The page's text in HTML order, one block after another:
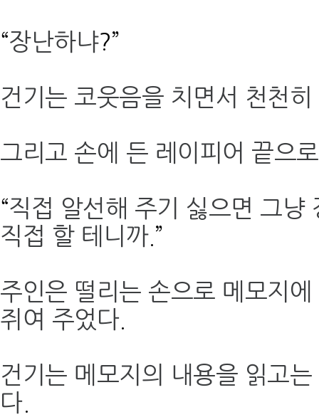
“장난하냐?”
건기는 코웃음을 치면서 천천
그리고 손에 든 레이피어 끝으
“직접 알선해 주기 싫으면 그냥
직접 할 테니까.”
주인은 떨리는 손으로 메모지
쥐여 주었다.
건기는 메모지의 내용을 읽고
다.